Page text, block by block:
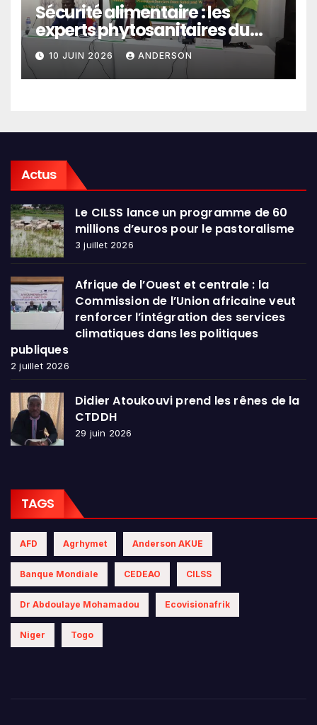
Sécurité alimentaire : les
experts phytosanitaires du
Sahel et d’Afrique de l’Ouest
en conclave à Lomé
10 JUIN 2026 ANDERSON
Actus
Le CILSS lance un programme de 60
millions d’euros pour le pastoralisme
3 juillet 2026
Afrique de l’Ouest et centrale : la
Commission de l’Union africaine veut
renforcer l’intégration des services
climatiques dans les politiques
publiques
2 juillet 2026
Didier Atoukouvi prend les rênes de la
CTDDH
29 juin 2026
TAGS
AFD Agrhymet Anderson AKUE
Banque Mondiale CEDEAO CILSS
Dr Abdoulaye Mohamadou Ecovisionafrik
Niger Togo